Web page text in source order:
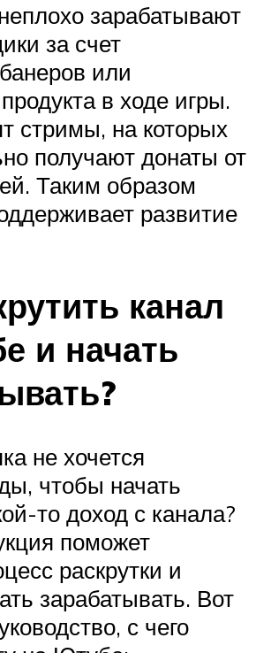
зарабатывают
за счет
или
в ходе игры.
стримы, на которых
получают донаты от
Таким образом
развитие
канал
и начать
не хочется
чтобы начать
то доход с канала?
поможет
раскрутки и
зарабатывать. Вот
с чего